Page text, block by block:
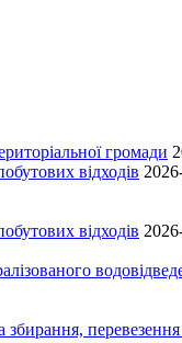
громади
відходів
відходів
перевезення